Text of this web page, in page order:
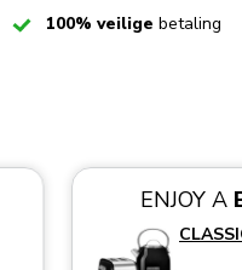
Checked100% veilige betaling
ENJOY A